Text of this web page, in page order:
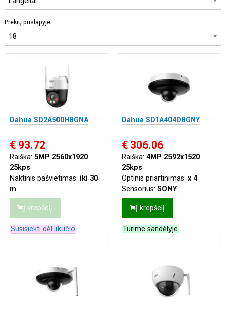
Prekių puslapyje
Dahua SD2A500HBGNA
€ 93.72
Raiška: 5MP 2560x1920
25kps
Naktinis pašvietimas: iki 30
m
Mikrofonas:Integruotas
Maitinimas:DC 12V/1.5A
Į krepšelį
Susisiekti dėl likučio
Dahua SD1A404DBGNY
€ 306.06
Raiška:4MP 2592x1520
25kps
Optinis priartinimas:x 4
Sensorius:SONY
Naktinis pašvietimas:
Tinklo jungtis:LAN
Maitinimas:DC 12V 2A
PoE(802.3af 48 VDC)
Į krepšelį
Turime sandėlyje